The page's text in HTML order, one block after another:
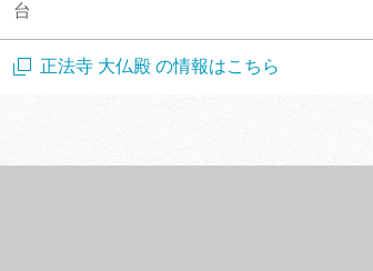
台
正法寺 大仏殿 の情報はこちら